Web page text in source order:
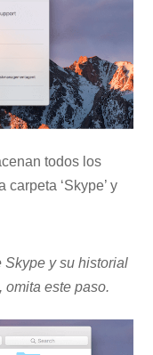
todos los
‘Skype’ y
Skype y su historial
omita este paso.